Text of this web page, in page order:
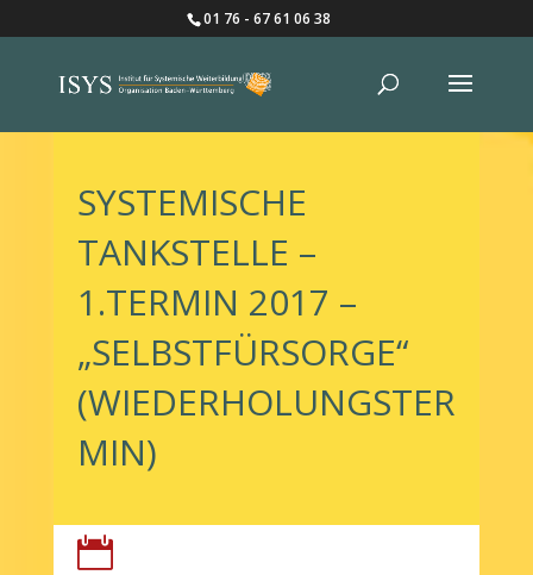
01 76 - 67 61 06 38
SYSTEMISCHE
TANKSTELLE –
1.TERMIN 2017 –
„SELBSTFÜRSORGE“
(WIEDERHOLUNGSTER
MIN)
